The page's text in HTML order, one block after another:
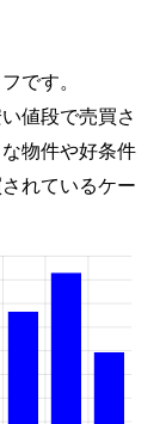
です。
値段で売買さ
物件や好条件
れているケー